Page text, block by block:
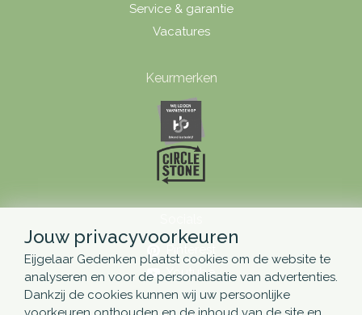
Service & garantie
Vacatures
Keurmerken
Youtube
Jouw privacyvoorkeuren
Eijgelaar Gedenken plaatst cookies om de website te
analyseren en voor de personalisatie van advertenties.
Dankzij de cookies kunnen wij uw persoonlijke